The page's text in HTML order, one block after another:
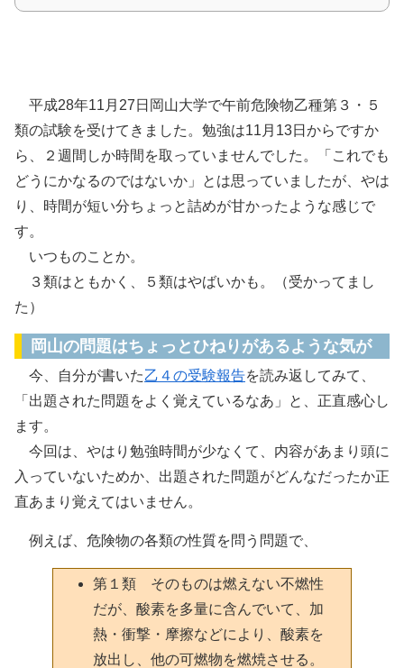
平成28年11月27日岡山大学で午前危険物乙種第３・５
類の試験を受けてきました。勉強は11月13日からですか
ら、２週間しか時間を取っていませんでした。「これでも
どうにかなるのではないか」とは思っていましたが、やは
り、時間が短い分ちょっと詰めが甘かったような感じで
す。
いつものことか。
３類はともかく、５類はやばいかも。（受かってまし
た）
岡山の問題はちょっとひねりがあるような気が
今、自分が書いた乙４の受験報告を読み返してみて、
「出題された問題をよく覚えているなあ」と、正直感心し
ます。
今回は、やはり勉強時間が少なくて、内容があまり頭に
入っていないためか、出題された問題がどんなだったか正
直あまり覚えてはいません。
例えば、危険物の各類の性質を問う問題で、
第１類 そのものは燃えない不燃性
だが、酸素を多量に含んでいて、加
熱・衝撃・摩擦などにより、酸素を
放出し、他の可燃物を燃焼させる。